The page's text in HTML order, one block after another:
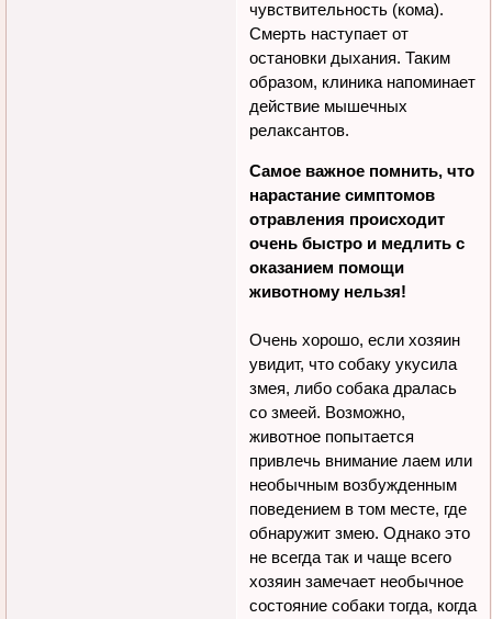
чувствительность (кома).
Смерть наступает от
остановки дыхания. Таким
образом, клиника напоминает
действие мышечных
релаксантов.
Самое важное помнить, что
нарастание симптомов
отравления происходит
очень быстро и медлить с
оказанием помощи
животному нельзя!
Очень хорошо, если хозяин
увидит, что собаку укусила
змея, либо собака дралась
со змеей. Возможно,
животное попытается
привлечь внимание лаем или
необычным возбужденным
поведением в том месте, где
обнаружит змею. Однако это
не всегда так и чаще всего
хозяин замечает необычное
состояние собаки тогда, когда